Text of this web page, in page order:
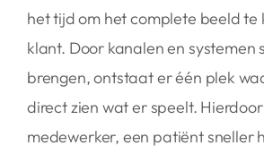
het tijd om het complete beeld te
klant. Door kanalen en systemen
brengen, ontstaat er één plek
direct zien wat er speelt.
medewerker, een patiënt sneller